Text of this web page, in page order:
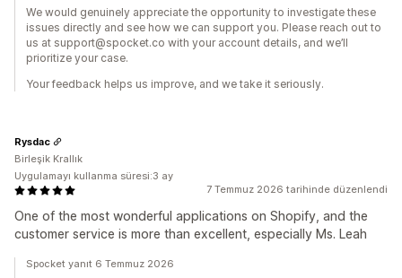
We would genuinely appreciate the opportunity to investigate these
issues directly and see how we can support you. Please reach out to
us at support@spocket.co with your account details, and we’ll
prioritize your case.
Your feedback helps us improve, and we take it seriously.
7 Temmuz 2026 tarihinde düzenlendi
One of the most wonderful applications on Shopify, and the
customer service is more than excellent, especially Ms. Leah
Rysdac
Birleşik Krallık
Uygulamayı kullanma süresi:3 ay
Spocket yanıt 6 Temmuz 2026